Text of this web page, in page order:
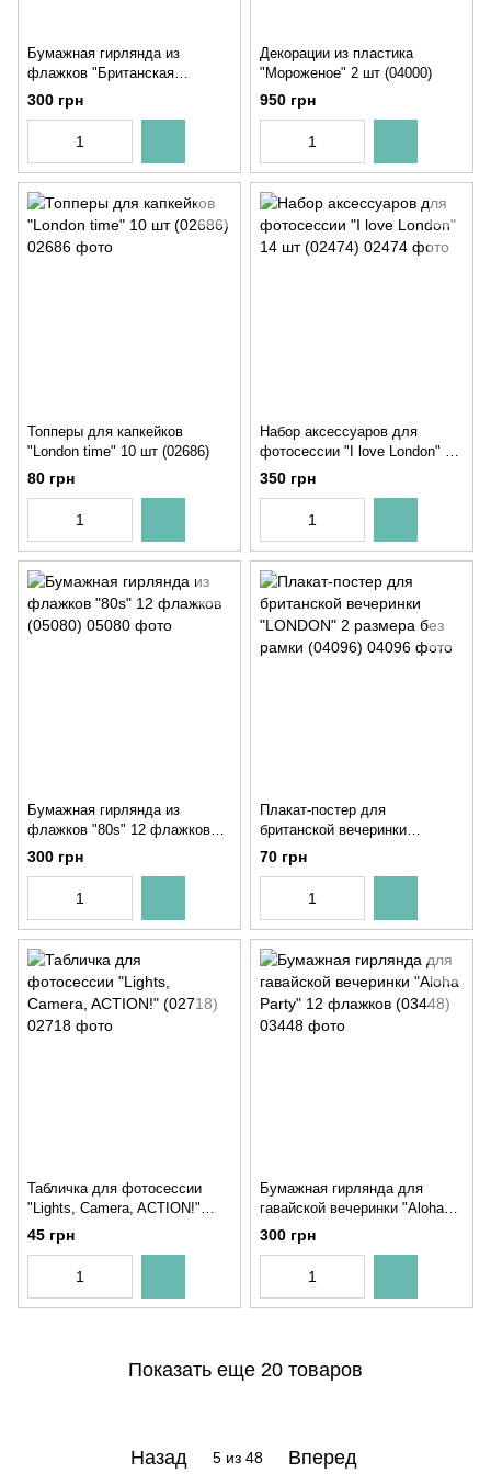
Бумажная гирлянда из
флажков "Британская
вечеринка" 12 флажков (L-
300 грн
Декорации из пластика
"Мороженое" 2 шт (04000)
950 грн
Топперы для капкейков
"London time" 10 шт (02686)
80 грн
Набор аксессуаров для
фотосессии "I love London" 14
шт (02474)
350 грн
Бумажная гирлянда из
флажков "80s" 12 флажков
(05080)
300 грн
Плакат-постер для
британской вечеринки
"LONDON" 2 размера без
рамки (04096)
70 грн
Табличка для фотосессии
"Lights, Camera, ACTION!"
(02718)
45 грн
Бумажная гирлянда для
гавайской вечеринки "Aloha
Party" 12 флажков (03448)
300 грн
Показать еще 20 товаров
Назад 5из 48 Вперед